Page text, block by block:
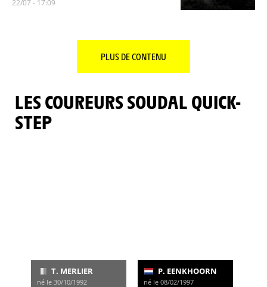
22/07 - 17:09
PLUS DE CONTENU
LES COUREURS SOUDAL QUICK-
STEP
T. MERLIER
né le 30/10/1992
P. EENKHOORN
né le 08/02/1997